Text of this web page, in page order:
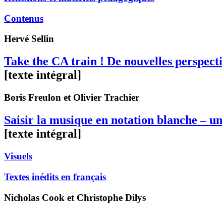
Contenus
Hervé Sellin
Take the CA train ! De nouvelles
[texte intégral]
Boris Freulon et Olivier Trachier
Saisir la musique en notation blanche –
[texte intégral]
Visuels
Textes inédits en français
Nicholas Cook et Christophe Dilys